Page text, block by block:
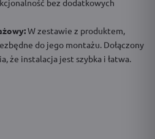
bez dodatkowych
W zestawie z produktem,
do jego montażu. Dołączony
że instalacja jest szybka i łatwa.